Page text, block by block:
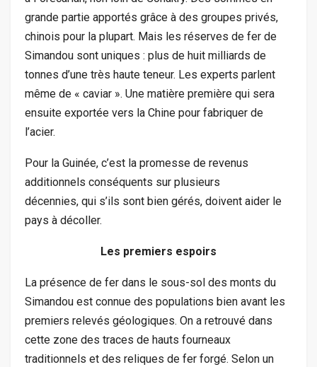
grande partie apportés grâce à des groupes privés,
chinois pour la plupart. Mais les réserves de fer de
Simandou sont uniques : plus de huit milliards de
tonnes d’une très haute teneur. Les experts parlent
même de « caviar ». Une matière première qui sera
ensuite exportée vers la Chine pour fabriquer de
l’acier.
Pour la Guinée, c’est la promesse de revenus
additionnels conséquents sur plusieurs
décennies, qui s’ils sont bien gérés, doivent aider le
pays à décoller.
Les premiers espoirs
La présence de fer dans le sous-sol des monts du
Simandou est connue des populations bien avant les
premiers relevés géologiques. On a retrouvé dans
cette zone des traces de hauts fourneaux
traditionnels et des reliques de fer forgé. Selon un